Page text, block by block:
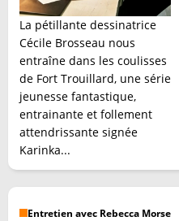
La pétillante dessinatrice
Cécile Brosseau nous
entraîne dans les coulisses
de Fort Trouillard, une série
jeunesse fantastique,
entrainante et follement
attendrissante signée
Karinka...
Entretien avec Rebecca Morse